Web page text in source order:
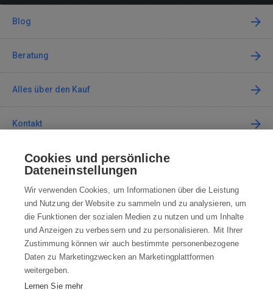
Blog
Beratung
Alles über den Kauf
Kontakt
Kontaktieren Sie uns
info@robotworld.de
+49 25 197 159 962 Mo-Fr 8:00—16:00 Uhr
ALLE KONTAKTE
Cookies und persönliche
Dateneinstellungen
Wir verwenden Cookies, um Informationen über die Leistung
und Nutzung der Website zu sammeln und zu analysieren, um
die Funktionen der sozialen Medien zu nutzen und um Inhalte
und Anzeigen zu verbessern und zu personalisieren. Mit Ihrer
Zustimmung können wir auch bestimmte personenbezogene
Daten zu Marketingzwecken an Marketingplattformen
weitergeben.
Lernen Sie mehr